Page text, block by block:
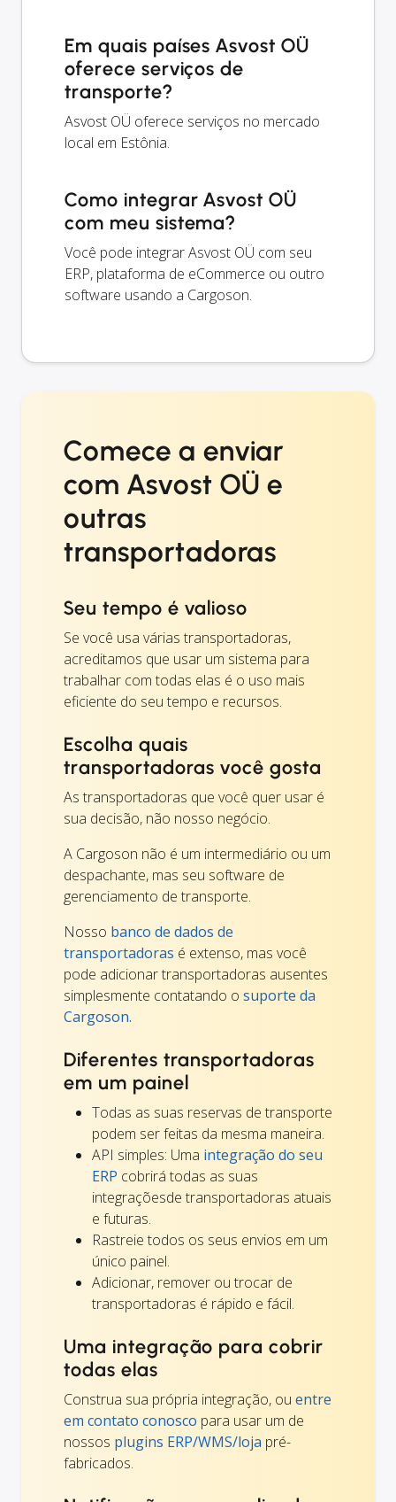
Em quais países Asvost OÜ
oferece serviços de
transporte?
Asvost OÜ oferece serviços no mercado
local em Estônia.
Como integrar Asvost OÜ
com meu sistema?
Você pode integrar Asvost OÜ com seu
ERP, plataforma de eCommerce ou outro
software usando a Cargoson.
Comece a enviar
com Asvost OÜ e
outras
transportadoras
Seu tempo é valioso
Se você usa várias transportadoras,
acreditamos que usar um sistema para
trabalhar com todas elas é o uso mais
eficiente do seu tempo e recursos.
Escolha quais
transportadoras você gosta
As transportadoras que você quer usar é
sua decisão, não nosso negócio.
A Cargoson não é um intermediário ou um
despachante, mas seu software de
gerenciamento de transporte.
Nosso banco de dados de
transportadoras é extenso, mas você
pode adicionar transportadoras ausentes
simplesmente contatando o suporte da
Cargoson.
Diferentes transportadoras
em um painel
Todas as suas reservas de transporte
podem ser feitas da mesma maneira.
API simples: Uma integração do seu
ERP cobrirá todas as suas
integraçõesde transportadoras atuais
e futuras.
Rastreie todos os seus envios em um
único painel.
Adicionar, remover ou trocar de
transportadoras é rápido e fácil.
Uma integração para cobrir
todas elas
Construa sua própria integração, ou entre
em contato conosco para usar um de
nossos plugins ERP/WMS/loja pré-
fabricados.